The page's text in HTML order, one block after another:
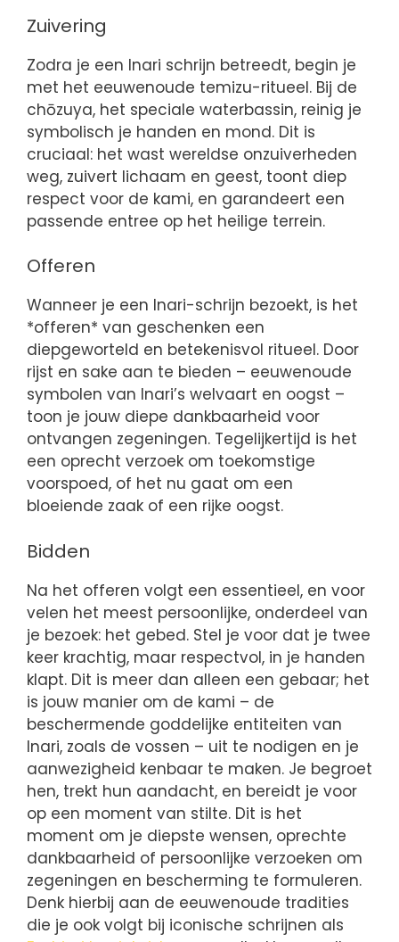
Zuivering
Zodra je een Inari schrijn betreedt, begin je
met het eeuwenoude temizu-ritueel. Bij de
chōzuya, het speciale waterbassin, reinig je
symbolisch je handen en mond. Dit is
cruciaal: het wast wereldse onzuiverheden
weg, zuivert lichaam en geest, toont diep
respect voor de kami, en garandeert een
passende entree op het heilige terrein.
Offeren
Wanneer je een Inari-schrijn bezoekt, is het
*offeren* van geschenken een
diepgeworteld en betekenisvol ritueel. Door
rijst en sake aan te bieden – eeuwenoude
symbolen van Inari’s welvaart en oogst –
toon je jouw diepe dankbaarheid voor
ontvangen zegeningen. Tegelijkertijd is het
een oprecht verzoek om toekomstige
voorspoed, of het nu gaat om een
bloeiende zaak of een rijke oogst.
Bidden
Na het offeren volgt een essentieel, en voor
velen het meest persoonlijke, onderdeel van
je bezoek: het gebed. Stel je voor dat je twee
keer krachtig, maar respectvol, in je handen
klapt. Dit is meer dan alleen een gebaar; het
is jouw manier om de kami – de
beschermende goddelijke entiteiten van
Inari, zoals de vossen – uit te nodigen en je
aanwezigheid kenbaar te maken. Je begroet
hen, trekt hun aandacht, en bereidt je voor
op een moment van stilte. Dit is het
moment om je diepste wensen, oprechte
dankbaarheid of persoonlijke verzoeken om
zegeningen en bescherming te formuleren.
Denk hierbij aan de eeuwenoude tradities
die je ook volgt bij iconische schrijnen als